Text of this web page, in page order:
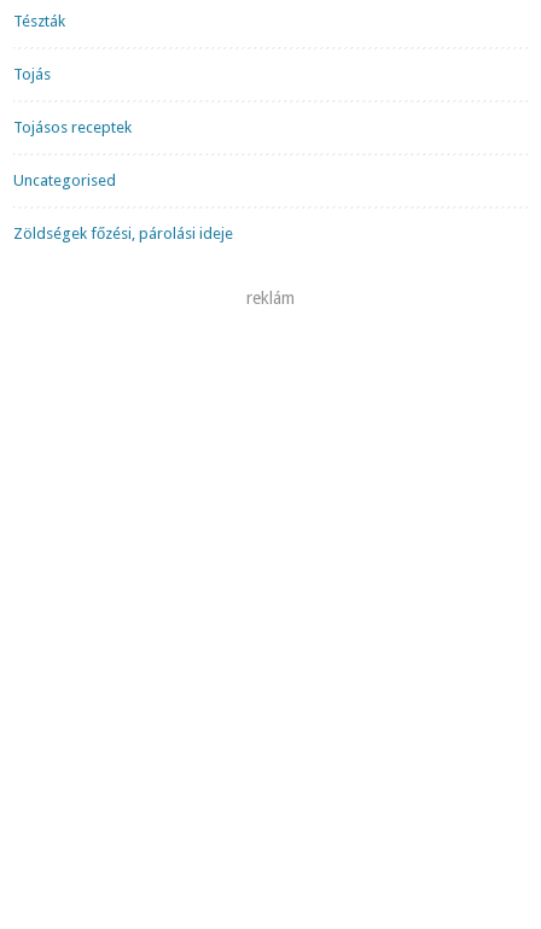
Tészták
Tojás
Tojásos receptek
Uncategorised
Zöldségek főzési, párolási ideje
reklám